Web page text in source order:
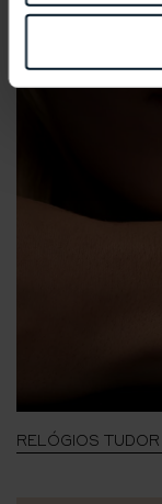
RELÓGIOS TUDOR